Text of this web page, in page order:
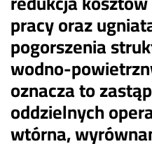
pracy oraz
pogorszenia
wodno-
oznacza to
oddzielnych
wtórna,